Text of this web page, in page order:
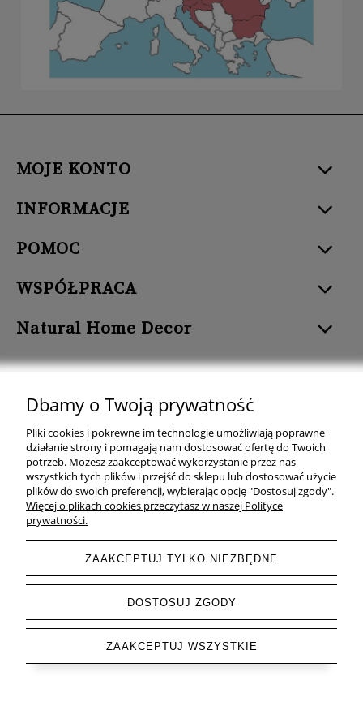
MOJE KONTO
INFORMACJE
POMOC
WSPÓŁPRACA
Natural Home Decor
Natural Home Decor | E-mail: sklep at naturalhomedecor.pl | Tel.:
507 707 299 | NIP: 7971800592 | REGON: 381429127
Copyright © 2026 - Naturalhomedecor.pl
Dbamy o Twoją prywatność
Pliki cookies i pokrewne im technologie umożliwiają poprawne
działanie strony i pomagają nam dostosować ofertę do Twoich
potrzeb. Możesz zaakceptować wykorzystanie przez nas
wszystkich tych plików i przejść do sklepu lub dostosować użycie
plików do swoich preferencji, wybierając opcję "Dostosuj zgody".
Więcej o plikach cookies przeczytasz w naszej Polityce
prywatności.
ZAAKCEPTUJ TYLKO NIEZBĘDNE
DOSTOSUJ ZGODY
ZAAKCEPTUJ WSZYSTKIE